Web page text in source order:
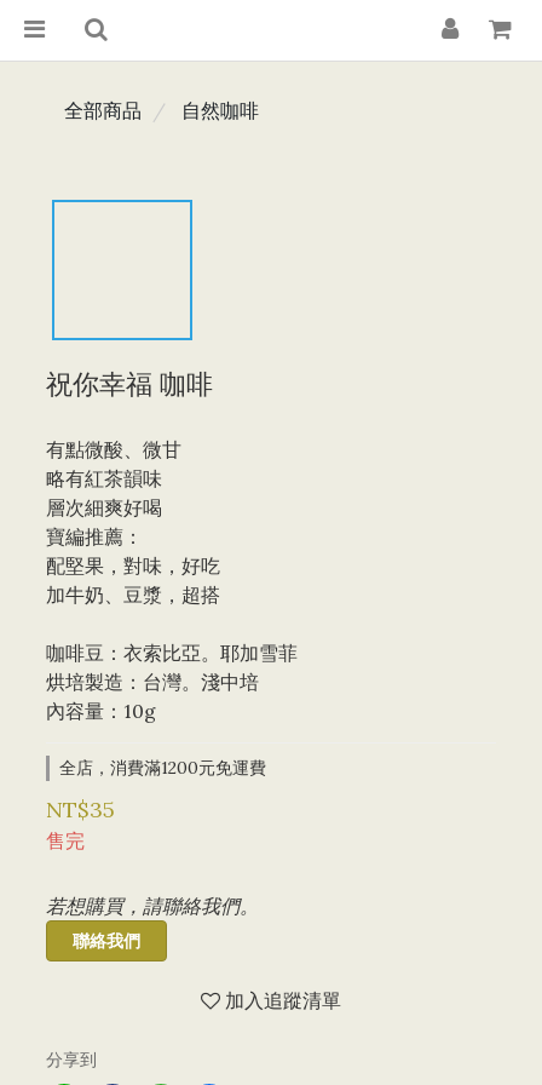
全部商品 自然咖啡
祝你幸福 咖啡
有點微酸、微甘
略有紅茶韻味
層次細爽好喝
寶編推薦：
配堅果，對味，好吃
加牛奶、豆漿，超搭
咖啡豆：衣索比亞。耶加雪菲
烘培製造：台灣。淺中培
內容量：10g
全店，消費滿1200元免運費
NT$35
售完
若想購買，請聯絡我們。
聯絡我們
加入追蹤清單
分享到